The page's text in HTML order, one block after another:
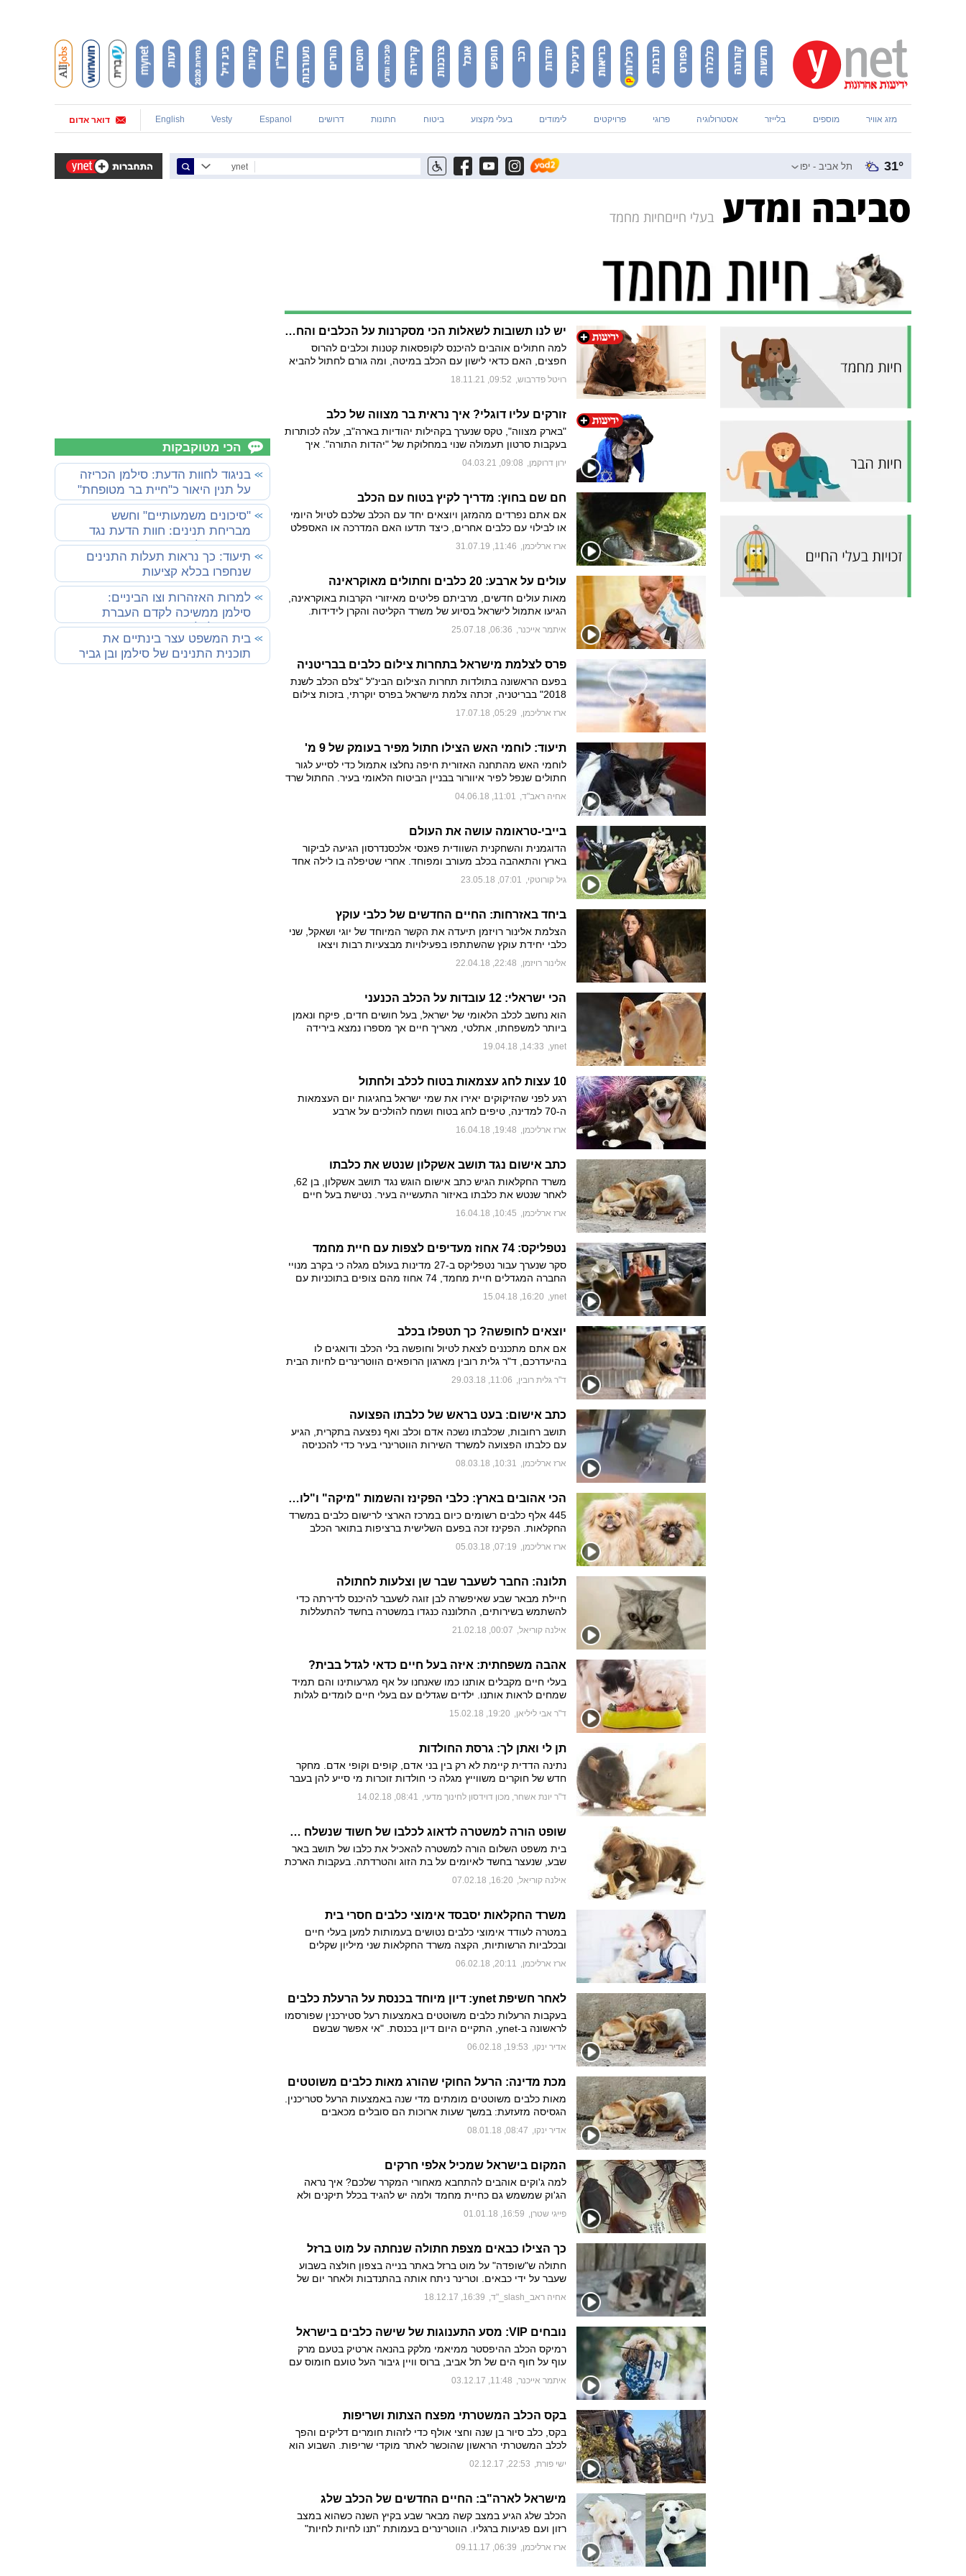
מזג אוויר מוספים בלייזר אסטרולוגיה פרוגי פרויקטים לימודים בעלי מקצוע ביטוח חתונות דרושים Espanol
Vesty
English דואר אדום
31°
סביבה ומדע בעלי חייםחיות מחמד
יש לנו תשובות לשאלות הכי מסקרנות על הכלבים והחתולים שלכם
למה חתולים אוהבים להיכנס לקופסאות קטנות וכלבים להרוס
חפצים, האם כדאי לישון עם הכלב במיטה, ומה גורם לחתול להביא
לכם "מתנה"? 10 תשובות מדעיות לשאלות מעניינות על חיות
המחמד האהובות
רויטל פדרבוש,
09:52, 18.11.21
זורקים עליו דוגלי? איך נראית בר מצווה של כלב
"בארק מצווה", טקס שנערך בקהילות יהודיות בארה"ב, עלה לכותרות
בעקבות סרטון תעמולה שנוי במחלוקת של "יהדות התורה". איך
מתנהל היום המרגש של חברו הטוב של האדם, ממה מורכב תפריט
האירוע והאם גם על כלב צריך להגיד "ברוך שפטרני מעונשו של זה"?
ירון דרוקמן,
09:08, 04.03.21
חם שם בחוץ: מדריך לקיץ בטוח עם הכלב
אם אתם נפרדים מהמזגן ויוצאים יחד עם הכלב שלכם לטיול היומי
או לבילוי עם כלבים אחרים, כיצד תדעו האם המדרכה או האספלט
חמים מדי בשביל רגלי הכלב? איך להיזהר ממכת חום? האם כדאי
לספר את הכלב בקיץ ומה לעשות שהכלב רק רוצה לשחק בחוף
בטוח
ארז ארליכמן,
11:46, 31.07.19
עולים על ארבע: 20 כלבים וחתולים מאוקראינה
מאות עולים חדשים, מרביתם פליטים מאיזורי הקרבות באוקראינה,
הגיעו אתמול לישראל בסיוע של משרד הקליטה והקרן לידידות.
אליהם הצטרפו עשרה כלבים ועשרה חתולים שזכו לטיפול וסל
קליטה מיוחד עם הגעתם לישראל. "רצינו להקל על העולים ולכל
לידידות
איתמר אייכנר,
06:36, 25.07.18
פרס לצלמת מישראל בתחרות צילום כלבים בבריטניה
בפעם הראשונה בתולדות תחרות הצילום הבינ"ל "צלם הכלב לשנת
2018" בבריטניה, זכתה צלמת מישראל בפרס יוקרתי, בזכות צילום
של כלבה קטנה המנסה לתפוס בועות סבון ענקיות בחוף הים ביפו.
מאמינה שזכיתי"
ארז ארליכמן,
05:29, 17.07.18
תיעוד: לוחמי האש הצילו חתול מפיר בעומק של 9 מ'
לוחמי האש מהתחנה האזורית חיפה נחלצו אתמול כדי לסייע לגור
חתולים שנפל לפיר איוורור בבניין הביטוח הלאומי בעיר. החתול שרד
נפילה בעומק של 9 מטרים וחולץ בשלום
אחיה ראב"ד,
11:01, 04.06.18
בייבי-טראומה עושה את העולם
הדוגמנית והשחקנית השוודית פאנסי אלכסנדרסון הגיעה לביקור
בארץ והתאהבה בכלב מעורב ומפוחד. אחרי שטיפלה בו לילה אחד
החליטה שהם לא נפרדים, נתנה לו את השם "בייבי-טראומה", והיא
מתכוונת לטוס איתו לכל הצילומים והתצוגות בעולם. "הוא יהיה כלב
גיל קורוטקי,
07:01, 23.05.18
ביחד באזרחות: החיים החדשים של כלבי עוקץ
הצלמת אלינור רויזמן תיעדה את הקשר המיוחד של יוגי ושאקל, שני
כלבי יחידת עוקץ שהשתתפו בפעילויות מבצעיות רבות ויצאו
לפנסיה עם המאמצים שליוו אותם במהלך השירות הצבאי ודואגים
להם גם באזרחות
אלינור רויזמן,
22:48, 22.04.18
הכי ישראלי: 12 עובדות על הכלב הכנעני
הוא נחשב לכלב הלאומי של ישראל, בעל חושים חדים, פיקח ונאמן
ביותר למשפחתו, אתלטי, מאריך חיים אך מספרו נמצא בירידה
מתמדת בארץ
ynet
,
14:33, 19.04.18
10 עצות לחג עצמאות בטוח לכלב ולחתול
רגע לפני שהזיקוקים יאירו את שמי ישראל בחגיגות יום העצמאות
ה-70 למדינה, טיפים לחג בטוח ושמח להולכים על ארבע
ארז ארליכמן,
19:48, 16.04.18
כתב אישום נגד תושב אשקלון שנטש את כלבתו
לאחר שנטש את כלבתו באיזור התעשייה בעיר. נטישת בעל חיים
נחשבת לעבירה פלילית שהעונש עליה הוא עד שנת מאסר או קנס
של 76,500 שקל. הכלבה טופלה בעמותת "תנו לחיות לחיות" ונמצא
ארז ארליכמן,
10:45, 16.04.18
נטפליקס: 74 אחוז מעדיפים לצפות עם חיית מחמד
סקר שנערך עבור נטפליקס ב-27 מדינות בעולם מגלה כי בקרב מנויי
החברה המגדלים חיית מחמד, 74 אחוז מהם צופים בתוכניות עם
להתכרבלות במהלך צפיית בינג' ומסייעים להם בצפייה בסצינה
ynet
,
16:20, 15.04.18
יוצאים לחופשה? כך תטפלו בכלב
אם אתם מתכננים לצאת לטיול וחופשה בלי הכלב ודואגים לו
בהיעדרכם, ד"ר גלית רובין מארגון הרופאים הווטרינרים לחיות הבית
בישראל עם טיפים לבחירת פנסיון, טיפולים וחיסונים הנחוצים
לשמירה על בריאות הכלב
ד"ר גלית רובין,
11:06, 29.03.18
כתב אישום: בעט בראש של כלבתו הפצועה
תושב רחובות, שכלבתו נשכה אדם וכלב ואף נפצעה בתקרית, הגיע
עם כלבתו הפצועה למשרד השירות הווטרינרי בעיר כדי להכניסה
להסגר. בינו ובין העובדים פרץ ויכוח, והוא תועד במצלמות האבטחה
בועט בחוזקה בראשה של הכלבה. במשרד החקלאות הגישו נגדו כתב
ארז ארליכמן,
10:31, 08.03.18
הכי אהובים בארץ: כלבי הפקינז והשמות "מיקה" ו"לואי"
445 אלף כלבים רשומים כיום במרכז הארצי לרישום כלבים במשרד
החקלאות. הפקינז זכה בפעם השלישית ברציפות בתואר הכלב
הגזעי האהוב ביותר. לראשונה השם לואי זכה בשם האהוב לכלבים
והדיח את שוקו מהפיסגה. השם מיקה נבחר בפעם השישית
ישראל והיכן גרים הכלבים אבסורד וצדיקה?
ארז ארליכמן,
07:19, 05.03.18
תלונה: החבר לשעבר שבר שן וצלעות לחתולה
חיילת מבאר שבע שאיפשרה לבן זוגה לשעבר להיכנס לדירתה כדי
להשתמש בשירותים, התלוננה כנגדו במשטרה בחשד להתעללות
בחתולה בת השש. לטענתה, מאשה החתולה נמצאה ללא שן,
מבוהלת בחדר עם כתמי דם. בבדיקה וטרינרית התגלה כי היא
לקבל עונש", היא אומרת. "אני אעשה הכל בשבילה". החשוד הכחיש
מעשיו בחקירה
אילנה קוריאל,
00:07, 21.02.18
אהבה משפחתית: איזה בעל חיים כדאי לגדל בבית?
בעלי חיים מקבלים אותנו כמו שאנחנו על אף מגרעותינו והם תמיד
שמחים לראות אותנו. ילדים שגדלים עם בעלי חיים לומדים לגלות
אחריות, דאגה לזולת, אמפתיה לאחר ואכפתיות. לכבוד יום
המשפחה, הווטרינר ד"ר אבי ליליאן בטור מיוחד על הקשר בין בעלי
ד"ר אבי ליליאן,
19:20, 15.02.18
תן לי ואתן לך: גרסת החולדות
נתינה הדדית קיימת לא רק בין בני אדם, קופים וקופי אדם. מחקר
חדש של חוקרים משווייץ מגלה כי חולדות זוכרות מי סייע להן בעבר
ומעניקות לו יותר סיוע כשמגיע תורן
ד"ר יונת אשחר, מכון דוידסון לחינוך מדעי,
08:41, 14.02.18
שופט הורה למשטרה לדאוג לכלבו של חשוד שנשלח למעצר
בית משפט השלום הורה למשטרה להאכיל את כלבו של תושב באר
שבע, שנעצר בחשד לאיומים על בת הזוג והטרדתה. בעקבות הארכת
מעצרו, ביקש החשוד לדאוג לכלבו שנותר לבד בביתו ללא מזון ומים.
בית המשפט נענה לבקשתו והורה לשירות בתי הסוהר ולמשטרה
שיוציא את הכלב לטיול
אילנה קוריאל,
16:20, 07.02.18
משרד החקלאות יסבסד אימוצי כלבים חסרי בית
במטרה לעודד אימוצי כלבים נטושים בעמותות למען בעלי חיים
ובכלביות הרשותיות, הקצה משרד החקלאות שני מיליון שקלים
שקלים. שר החקלאות ציין כי הקמפיין "יעלה את מודעות הציבור
ארז ארליכמן,
20:11, 06.02.18
לאחר חשיפת ynet: דיון מיוחד בכנסת על הרעלת כלבים
בעקבות הרעלות כלבים משוטטים באמצעות רעל סטירכנין שפורסמו
לראשונה ב-ynet, התקיים היום דיון בכנסת. "אי אפשר שבשם
הכלבת ימיתו אינסוף כלבים", אמר ח"כ איציק שמולי. עדויות חדשות
שהגיעו מאז פרסום התחקיר מגלות כי כלבים הורעלו באיזור גוש
ההיתרים לשימוש בסטריכנין"
אדיר ינקו,
19:53, 06.02.18
מכת מדינה: הרעל החוקי שהורג מאות כלבים משוטטים
מאות כלבים משוטטים מומתים מדי שנה באמצעות הרעל סטריכנין.
הגסיסה מזעזעת: במשך שעות ארוכות הם סובלים מכאבים
ופרכוסים ולבסוף מתים מחנק. החוק קובע כי מותר להשתמש
בסטריכנין רק כמוצא אחרון, אחרי תהליך אישור מסובך, ווטרינרים
מהבקשות מאושרות, גם באזורים שבהם אין כלבת כבר שנים. משרד
החקלאות: נקפיא את השימוש ברעל
אדיר ינקו,
08:47, 08.01.18
המקום בישראל שמכיל אלפי חרקים
למה ג'וקים אוהבים להתחבא מאחורי המקרר שלכם? איך נראה
הג'וק שמשמש גם כחיית מחמד ולמה יש להגיד בכלל תיקנים ולא
ג'וקים? קיבלנו הצצה למקום שאוסף את כל סוגי החרקים בארץ
ישראל ולמדנו על החיה שמטילה אימה על בתים בישראל
פייגי שטרן,
16:59, 01.01.18
כך הצילו כבאים מצפת חתולה שנחתה על מוט ברזל
חתולה ש"שופדה" על מוט ברזל באתר בנייה בצפון חולצה בשבוע
שעבר על ידי כבאים. וטרינר ניתח אותה בהתנדבות ולאחר יום של
התאוששות, היא כבר שוחררה בחזרה לחופשי
אחיה ראב_slash_"ד ,
16:39, 18.12.17
נובחים VIP: מסע התענוגות של שישה כלבים בישראל
רמיקס הכלב ההיפסטר ממיאמי מלקק בהנאה ארטיק בטעם מרק
עוף על חוף הים של תל אביב, ברוס וויין גיבור העל טועם חומוס עם
פלאפל, וייוש ורנצו, שני המאהבים הלטיניים מניו יורק, משתזפים
עם משקפי שמש על מתנפחים. הצצה לסרטון המסכם את מסע
קמפיין של ארגון Vibe Israel
איתמר אייכנר,
11:48, 03.12.17
בקס הכלב המשטרתי מפצח הצתות ושריפות
בקס, כלב סיור בן שנה וחצי אולף כדי לזהות חומרים דליקים והפך
לכלב המשטרתי הראשון שהוכשר לאתר מוקדי שריפות. השבוע הוא
יצא לראשנה לפעילות מבצעית וסייע בחקירת השריפה בחנות
טמבור ביפו שבה אירע הפיצוץ ובעקבותיו נהרגו שלושה בני אדם.
אותו", אומרת אביטל צוריאל, הקצינה הראשונה של מדור מפעילי
בע"ח במשטרה
ישי פורת,
22:53, 02.12.17
מישראל לארה"ב: החיים החדשים של הכלב שלג
הכלב שלג הגיע במצב קשה מבאר שבע בקיץ השנה כשהוא במצב
רזון ועם פגיעות ברגליו. הווטרינרים בעמותת "תנו לחיות לחיות"
נאלצו לקטוע את רגלו הקדמית. לאחר שהמתין מספר שבועות לבית
מאמץ, הוחלט להטיסו לאירוע ההתרמה השנתי של העמותה בלוס
ארז ארליכמן,
06:39, 09.11.17
הכי מטוקבקות
בניגוד לחוות הדעת: סילמן הכריזה
על תנין היאור כ"חיית בר מטופחת"
"סיכונים משמעותיים" וחשש
מבריחת תנינים: חוות הדעת נגד
תוכנית סילמן
תיעוד: כך נראות תעלות התנינים
שנחפרו בכלא קציעות
למרות האזהרות וצו הביניים:
סילמן ממשיכה לקדם העברת
תנינים לכלא
בית המשפט עצר בינתיים את
תוכנית התנינים של סילמן ובן גביר